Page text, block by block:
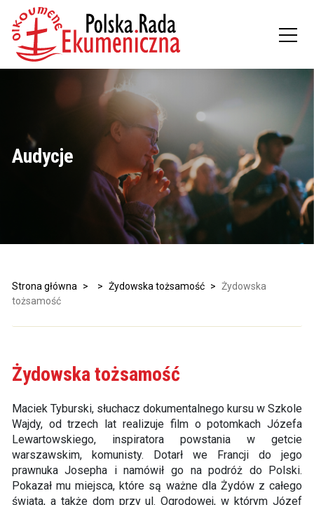
Audycje
Strona główna > > Żydowska tożsamość > Żydowska
tożsamość
Żydowska tożsamość
Maciek Tyburski, słuchacz dokumentalnego kursu w Szkole
Wajdy, od trzech lat realizuje film o potomkach Józefa
Lewartowskiego, inspiratora powstania w getcie
warszawskim, komunisty. Dotarł we Francji do jego
prawnuka Josepha i namówił go na podróż do Polski.
Pokazał mu miejsca, które są ważne dla Żydów z całego
świata, a także dom przy ul. Ogrodowej, w którym Józef